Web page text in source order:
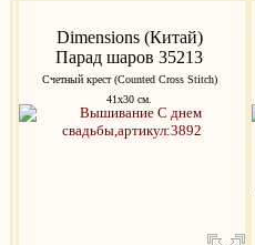
Dimensions (Китай)
Парад шаров 35213
Счетный крест (Counted Cross Stitch)
41х30 см.